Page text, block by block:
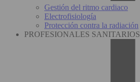
Gestión del ritmo cardiaco
Electrofisiología
Protección contra la radiación
PROFESIONALES SANITARIOS